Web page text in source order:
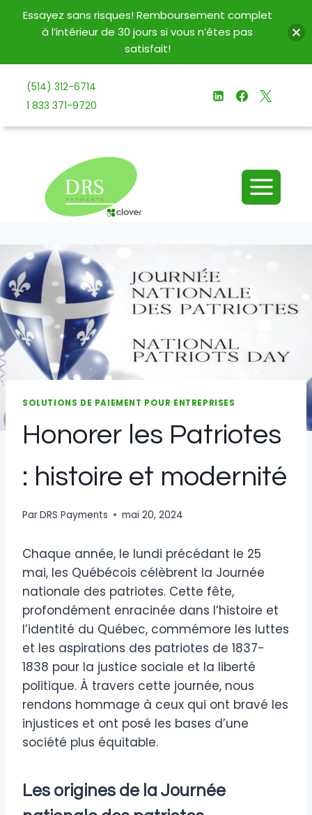
contenu
(514) 312-6714
1 833 371-9720
SOLUTIONS DE PAIEMENT POUR ENTREPRISES
Honorer les Patriotes
: histoire et modernité
ParDRS Payments mai 20, 2024
Chaque année, le lundi précédant le 25
mai, les Québécois célèbrent la Journée
nationale des patriotes. Cette fête,
profondément enracinée dans l’histoire et
l’identité du Québec, commémore les luttes
et les aspirations des patriotes de 1837-
1838 pour la justice sociale et la liberté
politique. À travers cette journée, nous
rendons hommage à ceux qui ont bravé les
injustices et ont posé les bases d’une
société plus équitable.
Les origines de la Journée
Essayez sans risques! Remboursement complet
à l’intérieur de 30 jours si vous n’êtes pas
satisfait!